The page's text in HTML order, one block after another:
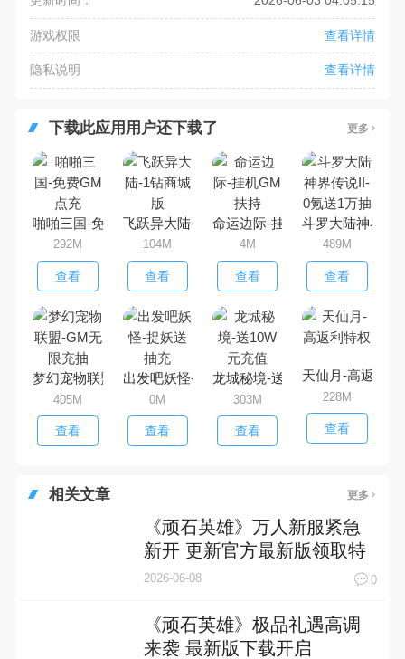
游戏权限 查看详情
隐私说明 查看详情
下载此应用用户还下载了 更多
啪啪三国-免费GM点充
292M
查看
飞跃异大陆-1钻商城版
104M
查看
命运边际-挂机GM扶持
4M
查看
斗罗大陆神界传
489M
查看
梦幻宠物联盟-GM无限充抽
405M
查看
出发吧妖怪-捉妖送抽充
0M
查看
龙城秘境-送10W元充值
303M
查看
天仙月-高返利特
228M
查看
相关文章 更多
《顽石英雄》万人新服紧急
新开 更新官方最新版领取特
权礼遇
2026-06-08 0
《顽石英雄》极品礼遇高调
来袭 最新版下载开启